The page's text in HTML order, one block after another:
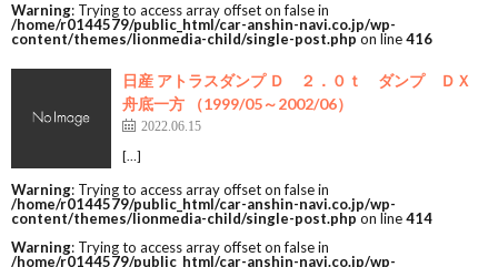
Warning: Trying to access array offset on false in
/home/r0144579/public_html/car-anshin-navi.co.jp/wp-
content/themes/lionmedia-child/single-post.php on line416
日産 アトラスダンプ Ｄ ２．０ｔ ダンプ ＤＸ
舟底一方 （1999/05～2002/06）
2022.06.15
[…]
Warning: Trying to access array offset on false in
/home/r0144579/public_html/car-anshin-navi.co.jp/wp-
content/themes/lionmedia-child/single-post.php on line414
Warning: Trying to access array offset on false in
/home/r0144579/public_html/car-anshin-navi.co.jp/wp-